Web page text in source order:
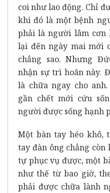
coi như lao động. Chỉ
khi đó là một bệnh
phải là người lâm cơn
lại đến ngày mai mới
chẳng sao. Nhưng
nhận sự trì hoãn này.
là chữa ngay cho
gần chết mới cứu
người được sống hạnh
Một bàn tay héo khô,
tay đàn ông chẳng còn
tự phục vụ được, một
như thế từ bao giờ,
phải được chữa lành